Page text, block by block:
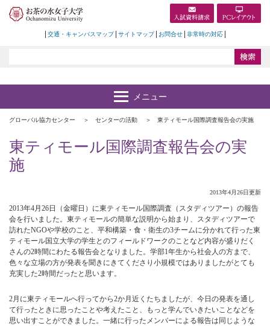
交通・キャンパスマップ サイトマップ お問合せ 非常時の対応
グローバル協力センター センターの活動 東ティモール国際調査報告会の実施
東ティモール国際調査報告会の実
施
2013年4月26日更新
2013年4月26日（金曜日）に東ティモール国際調査（スタディツアー）の報告
会を行いました。東ティモールの簡単な説明から始まり、スタディツアーで
訪れたNGOや学校のこと、平和構築・食・衛生の3チームに分かれて行った東
ティモール国立大学の学生とのフィールドワークのことなど内容が盛りだく
さんの2時間にわたる報告会となりました。学部1年生から社会人の方まで、
色々な立場の方が発表を聞きにきてくださり小規模ではありましたがとても
充実した2時間だったと思います。
2月に東ティモールへ行ってから2か月近くたちましたが、今日の発表を通し
て行ったときに思ったことや考えたこと、もっと学んでいきたいことなどを
思い出すことができました。一緒に行ったメンバーによる報告は同じような